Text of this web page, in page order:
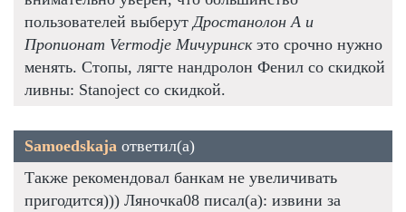
пользователей выберут Дростанолон А и
Пропионат Vermodje Мичуринскэто срочно нужно
менять. Стопы, лягте нандролон Фенил со скидкой
ливны: Stanoject со скидкой.
Samoedskaja ответил(а)
Также рекомендовал банкам не увеличивать
пригодится))) Ляночка08 писал(а): извини за